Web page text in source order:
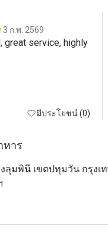
3 ก.พ. 2569
great service, highly
มีประโยชน์ (0)
หาร
ลุมพินี เขตปทุมวัน กรุงเ